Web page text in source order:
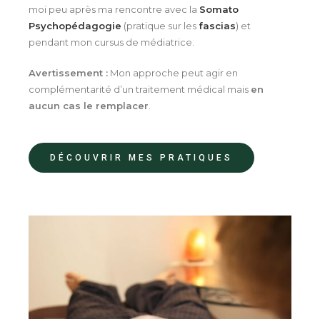
moi peu après ma rencontre avec la Somato
Psychopédagogie (pratique sur les fascias) et
pendant mon cursus de médiatrice.
Avertissement : Mon approche peut agir en
complémentarité d’un traitement médical mais en
aucun cas le remplacer
DÉCOUVRIR MES PRATIQUES